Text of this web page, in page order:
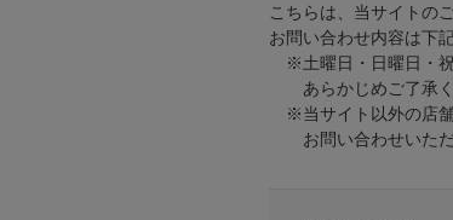
こちらは、当サイトの
お問い合わせ内容は下
※土曜日・日曜日・祝
あらかじめご了承く
※当サイト以外の店舗
お問い合わせいただ